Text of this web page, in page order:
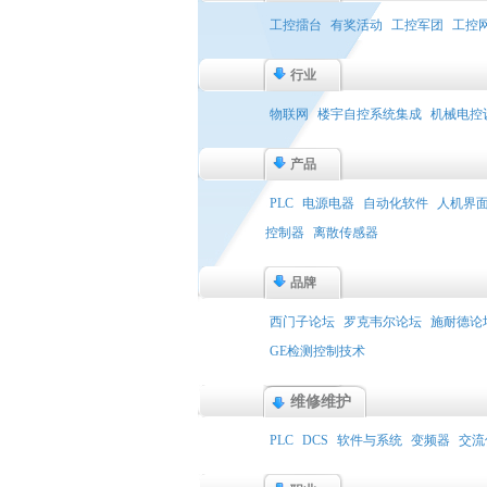
工控擂台 有奖活动 工控军团 工控
行业
物联网 楼宇自控系统集成 机械电控
产品
PLC 电源电器 自动化软件
人机界
控制器 离散传感器
品牌
西门子论坛 罗克韦尔论坛 施耐德论
GE检测控制技术
维修维护
PLC DCS 软件与系统 变频器 交